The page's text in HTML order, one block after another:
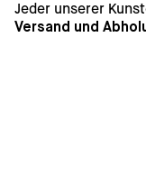
Jeder unserer
Versand und